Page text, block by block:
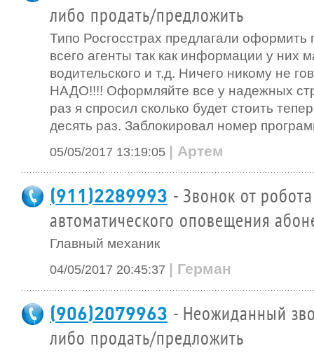
либо продать/предложить
Типо Росгосстрах предлагали
всего агенты так как информации у них
водительского и т.д. Ничего никому не
НАДО!!!! Оформляйте все у надежных
раз я спросил сколько будет стоить
десять раз. Заблокировал номер
05/05/2017 13:19:05 | Артем
(911)2289993 - Звонок от
автоматического оповещения
Главный механик
04/05/2017 20:45:37 | Герман
(906)2079963 - Неожиданный
либо продать/предложить